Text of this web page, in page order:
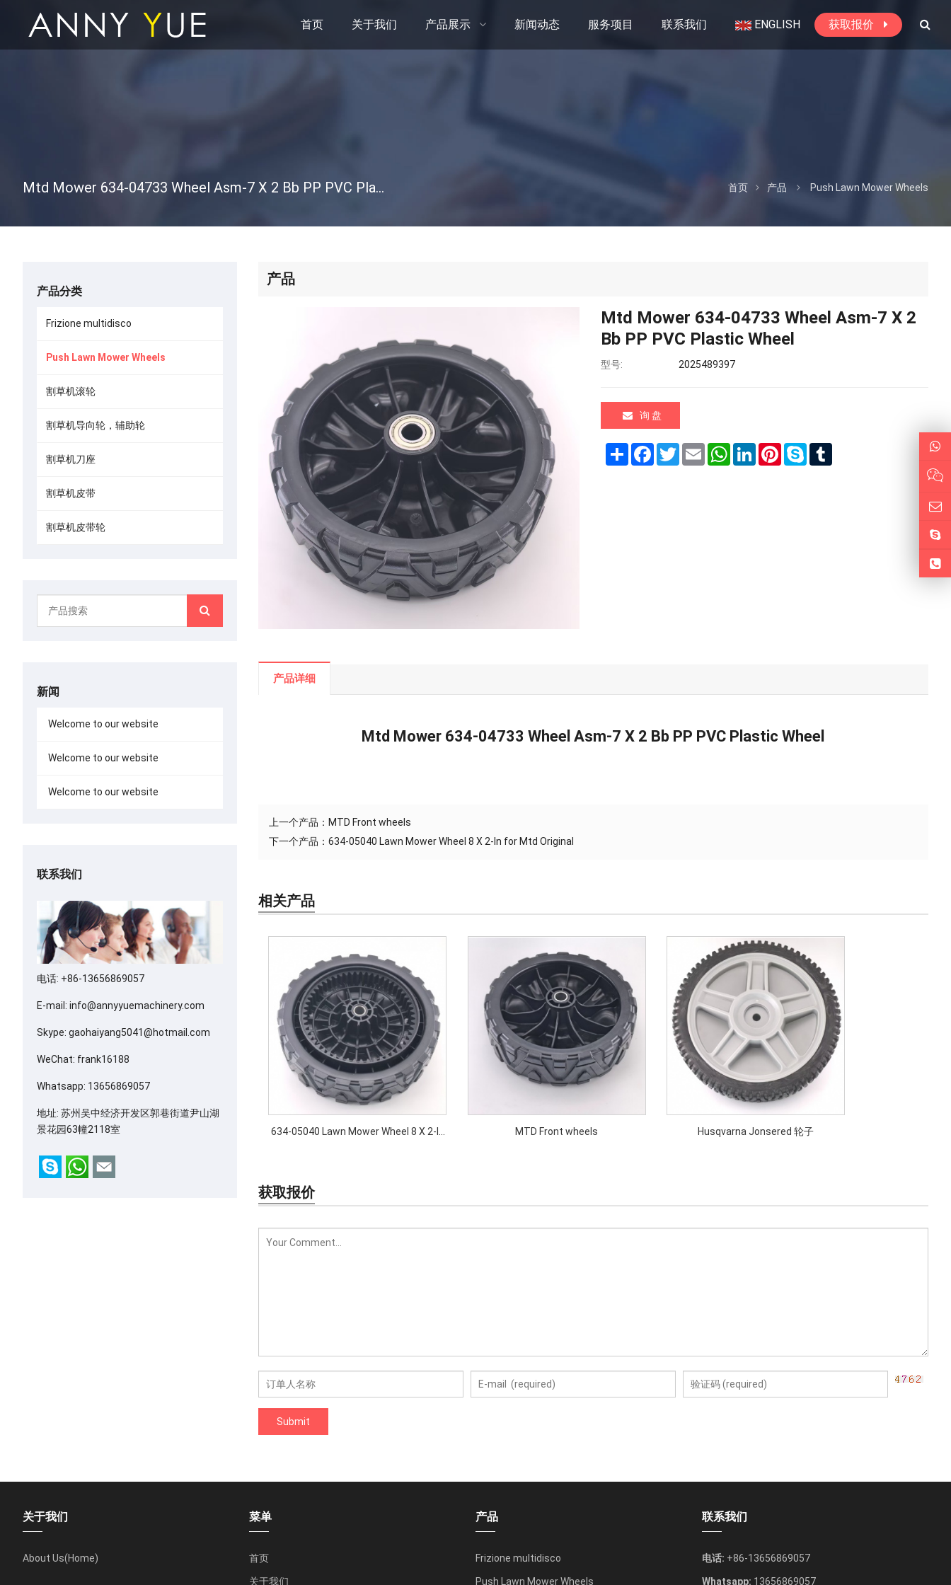
首页 关于我们 产品展示 新闻动态 服务项目 联系我们 ENGLISH 获取报价
Mtd Mower 634-04733 Wheel Asm-7 X 2 Bb PP PVC Plastic Wheel 首页 产品 Push Lawn Mower Wheels
产品
Mtd Mower 634-04733 Wheel Asm-7 X 2
Bb PP PVC Plastic Wheel
型号: 2025489397
询 盘
Share FacebookTwitterEmail WhatsApp
LinkedInPinterest
Skype
产品详细
Mtd Mower 634-04733 Wheel Asm-7 X 2 Bb PP PVC Plastic Wheel
上一个产品： MTD Front wheels
下一个产品： 634-05040 Lawn Mower Wheel 8 X 2-In for Mtd Original
相关产品
634-05040 Lawn Mower Wheel 8 X 2-In
MTD Front wheels Husqvarna Jonsered 轮子
获取报价
产品分类
Frizione multidisco
Push Lawn Mower Wheels
割草机滚轮
割草机导向轮，辅助轮
割草机刀座
割草机皮带
割草机皮带轮
新闻
Welcome to our website
Welcome to our website
Welcome to our website
联系我们
电话: +86-13656869057
E-mail: info@annyyuemachinery.com
Skype: gaohaiyang5041@hotmail.com
WeChat: frank16188
Whatsapp: 13656869057
地址: 苏州吴中经济开发区郭巷街道尹山湖
景花园63幢2118室
关于我们
About Us(Home)
菜单
首页
关于我们
产品
Frizione multidisco
Push Lawn Mower Wheels
联系我们
电话: +86-13656869057
Whatsapp: 13656869057